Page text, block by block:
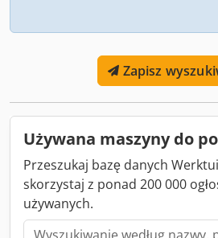
Zapisz
Używana maszyny do
Przeszukaj bazę danych
skorzystaj z ponad 200 000
używanych.